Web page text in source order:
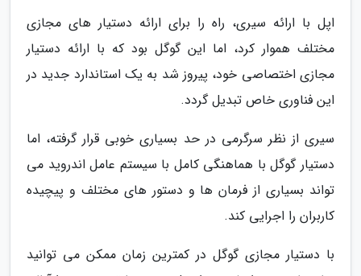
اپل با ارائه سیری، راه را برای ارائه دستیار های مجازی
مختلف هموار کرد، اما این گوگل بود که با ارائه دستیار
مجازی اختصاصی خود، پیروز شد به یک استاندارد جدید در
این فناوری خاص تبدیل گردد.
سیری از نظر سرگرمی در حد بسیاری خوبی قرار گرفته، اما
دستیار گوگل با هماهنگی کامل با سیستم عامل اندروید می
تواند بسیاری از فرمان ها و دستور های مختلف و پیچیده
کاربران را اجرایی کند.
با دستیار مجازی گوگل در کمترین زمان ممکن می توانید